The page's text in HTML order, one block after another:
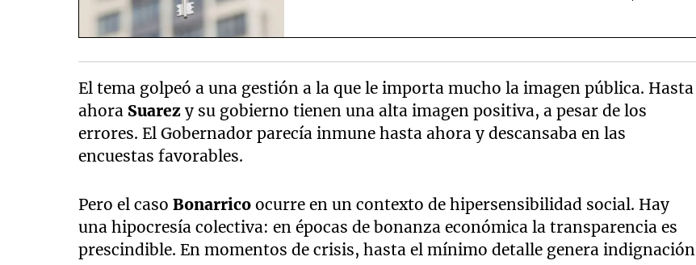
El tema golpeó a una gestión a la que le importa mucho la imagen pública. Hasta
ahora Suarezy su gobierno tienen una alta imagen positiva, a pesar de los
errores. El Gobernador parecía inmune hasta ahora y descansaba en las
encuestas favorables.
Pero el casoBonarrico ocurre en un contexto de hipersensibilidad social. Hay
una hipocresía colectiva: en épocas de bonanza económica la transparencia es
prescindible. En momentos de crisis, hasta el mínimo detalle genera indignación